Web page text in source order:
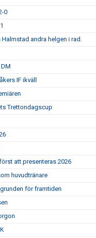
0
andra helgen i rad.
IF ikväll
Trettondagscup
att presenteras 2026
huvudtränare
för framtiden